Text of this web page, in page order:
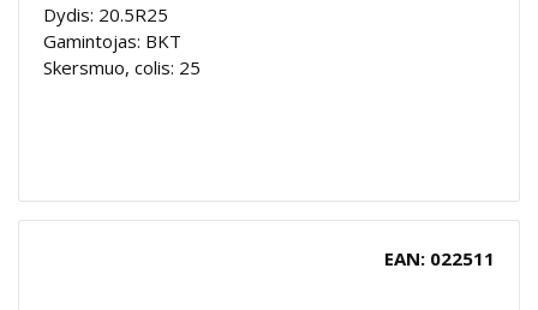
Dydis: 20.5R25
Gamintojas: BKT
Skersmuo, colis: 25
EAN: 022511